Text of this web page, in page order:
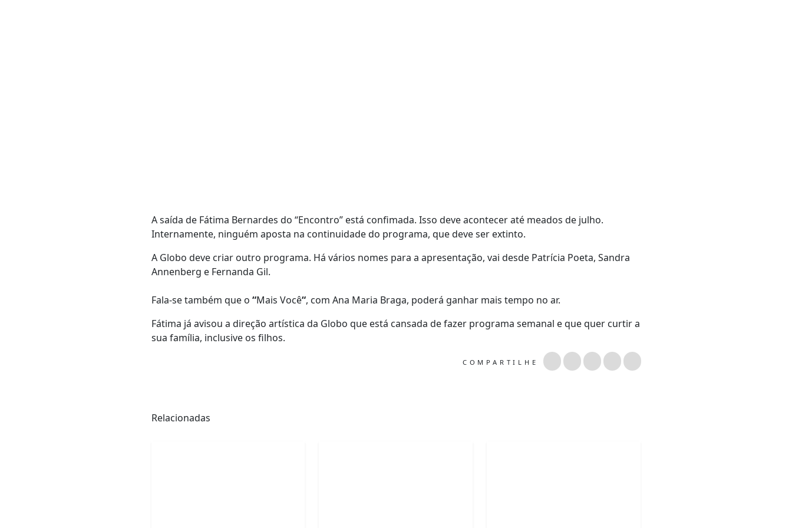
A saída de Fátima Bernardes do “Encontro” está confimada. Isso deve acontecer até meados de julho.
Internamente, ninguém aposta na continuidade do programa, que deve ser extinto.
A Globo deve criar outro programa. Há vários nomes para a apresentação, vai desde Patrícia Poeta, Sandra
Annenberg e Fernanda Gil.
Fala-se também que o “Mais Você“, com Ana Maria Braga, poderá ganhar mais tempo no ar.
Fátima já avisou a direção artística da Globo que está cansada de fazer programa semanal e que quer curtir a
sua família, inclusive os filhos.
COMPARTILHE
Relacionadas